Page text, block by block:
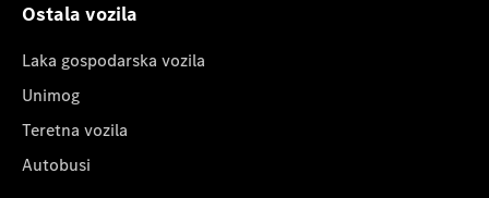
Ostala vozila
Laka gospodarska vozila
Unimog
Teretna vozila
Autobusi